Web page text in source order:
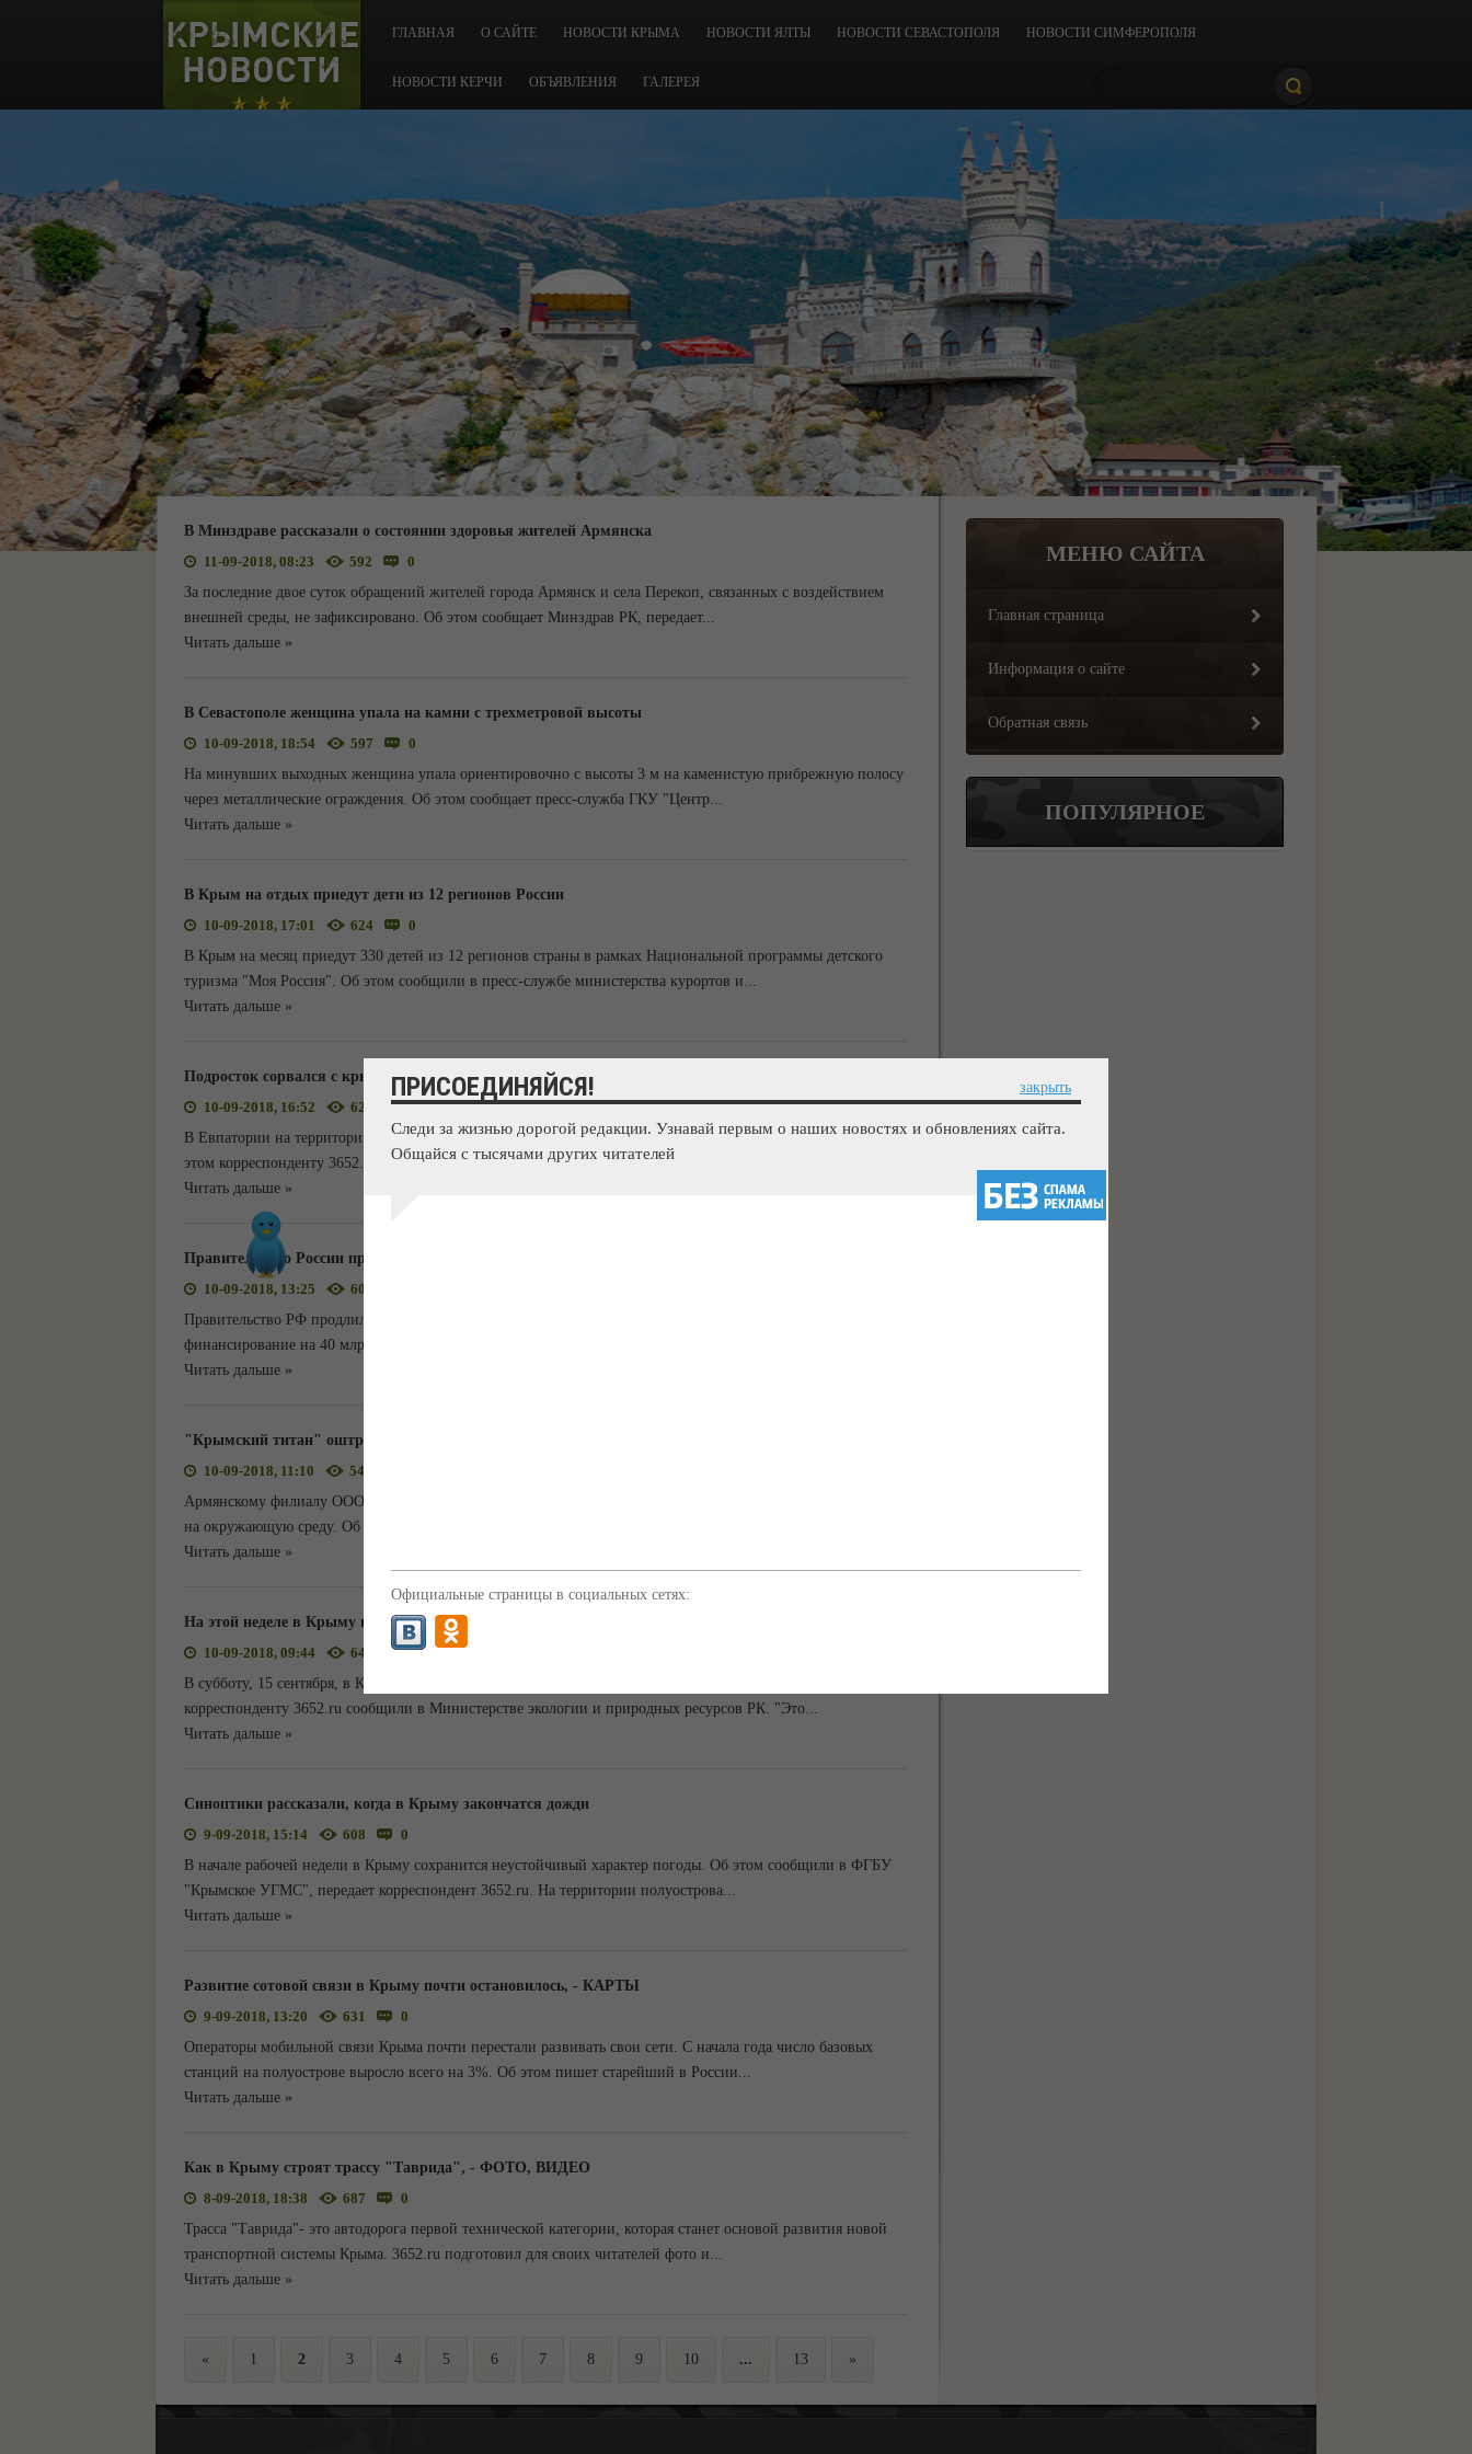
КРЫМСКИЕ
НОВОСТИ
ГЛАВНАЯ О САЙТЕ НОВОСТИ КРЫМА НОВОСТИ ЯЛТЫ НОВОСТИ СЕВАСТОПОЛЯ НОВОСТИ СИМФЕРОПОЛЯ
НОВОСТИ КЕРЧИ ОБЪЯВЛЕНИЯ ГАЛЕРЕЯ
В Минздраве рассказали о состоянии здоровья жителей Армянска
11-09-2018, 08:23
592
0
За последние двое суток обращений жителей города Армянск и села Перекоп, связанных с воздействием
внешней среды, не зафиксировано. Об этом сообщает Минздрав РК, передает...
Читать дальше »
В Севастополе женщина упала на камни с трехметровой высоты
10-09-2018, 18:54
597
0
На минувших выходных женщина упала ориентировочно с высоты 3 м на каменистую прибрежную полосу
через металлические ограждения. Об этом сообщает пресс-служба ГКУ "Центр...
Читать дальше »
В Крым на отдых приедут дети из 12 регионов России
10-09-2018, 17:01
624
0
В Крым на месяц приедут 330 детей из 12 регионов страны в рамках Национальной программы детского
туризма "Моя Россия". Об этом сообщили в пресс-службе министерства курортов и...
Читать дальше »
Подросток сорвался с крыши заброшенного здания в Крыму
10-09-2018, 16:52
628
0
В Евпатории на территории заброшенной грязелечебницы "Мойнаки" подросток сорвался с крыши. Об
этом корреспонденту 3652.ru сообщили в пресс-службе МЧС по РК. "Так, вчера, 9
Читать дальше »
Правительство России продлило ФЦП развития Крыма и увеличило ее финансирование
10-09-2018, 13:25
602
Правительство РФ продлило Федеральную целевую программу развития Крыма на два года и увеличило ее
финансирование на 40 млрд рублей. Соответствующее постановление опубликовано на
Читать дальше »
"Крымский титан" оштрафовали за выбросы почти на 740 млн рублей
10-09-2018, 11:10
542
Армянскому филиалу ООО "Титановые инвестиции" назначен крупный штраф за негативное воздействие
на окружающую среду. Об этом сообщили в управлении Росприроднадзора по Крыму,
Читать дальше »
На этой неделе в Крыму пройдет масштабная уборка
10-09-2018, 09:44
642
0
В субботу, 15 сентября, в Крыму проведут масштабную экологическую акцию "Сделаем!". Об этом
корреспонденту 3652.ru сообщили в Министерстве экологии и природных ресурсов РК. "Это...
Читать дальше »
Синоптики рассказали, когда в Крыму закончатся дожди
9-09-2018, 15:14
608
0
В начале рабочей недели в Крыму сохранится неустойчивый характер погоды. Об этом сообщили в ФГБУ
"Крымское УГМС", передает корреспондент 3652.ru. На территории полуострова...
Читать дальше »
Развитие сотовой связи в Крыму почти остановилось, - КАРТЫ
9-09-2018, 13:20
631
0
Операторы мобильной связи Крыма почти перестали развивать свои сети. С начала года число базовых
станций на полуострове выросло всего на 3%. Об этом пишет старейший в России...
Читать дальше »
Как в Крыму строят трассу "Таврида", - ФОТО, ВИДЕО
8-09-2018, 18:38
687
0
Трасса "Таврида"- это автодорога первой технической категории, которая станет основой развития новой
транспортной системы Крыма. 3652.ru подготовил для своих читателей фото и...
Читать дальше »
« 1 2 3 4 5 6 7 8 9 10 ... 13 »
МЕНЮ САЙТА
Главная страница
Информация о сайте
Обратная связь
ПОПУЛЯРНОЕ
ПРИСОЕДИНЯЙСЯ! закрыть
Следи за жизнью дорогой редакции. Узнавай первым о наших новостях и обновлениях сайта.
Общайся с тысячами других читателей
Официальные страницы в социальных сетях: